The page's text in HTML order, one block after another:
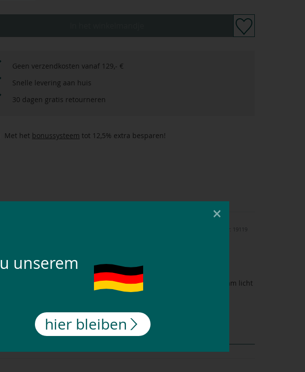
Geen verzendkosten vanaf 129,- €
Snelle levering aan huis
30 dagen gratis retourneren
Met het bonussysteem tot 12,5% extra besparen!
Artikelnummer: 19119
vrije tijd en stal. De zachte biologisch-katoenmix voelt aangenaam licht
onderweg.
×
unserem
hier bleiben